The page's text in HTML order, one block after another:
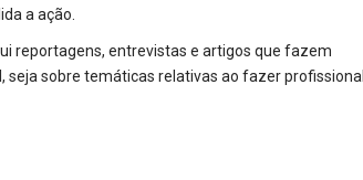
a ação.
reportagens, entrevistas e artigos que fazem
seja sobre temáticas relativas ao fazer profissional